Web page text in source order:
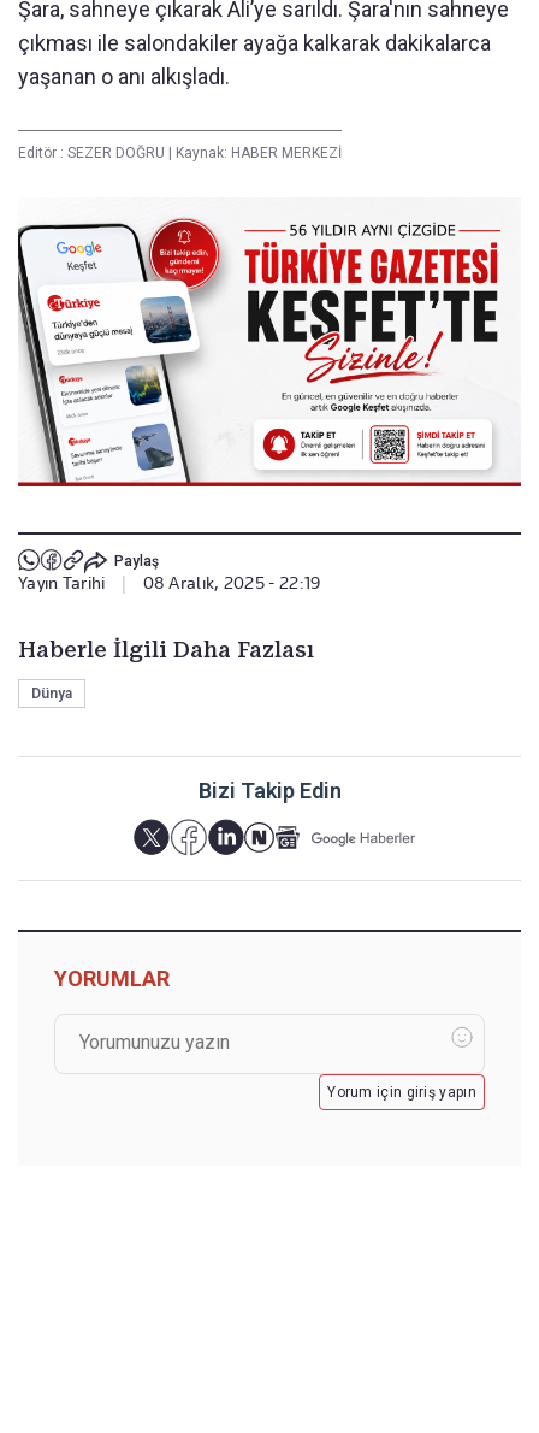
Şara, sahneye çıkarak Ali’ye sarıldı. Şara'nın sahneye
çıkması ile salondakiler ayağa kalkarak dakikalarca
yaşanan o anı alkışladı.
Editör : SEZER DOĞRU Kaynak: HABER MERKEZİ
Paylaş
Yayın Tarihi 08 Aralık, 2025 - 22:19
Haberle İlgili Daha Fazlası
Dünya
Bizi Takip Edin
YORUMLAR
Yorum için giriş yapın